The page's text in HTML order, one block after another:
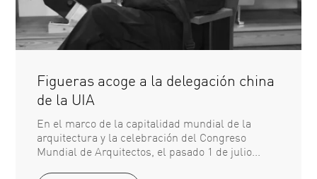
Figueras acoge a la delegación china
de la UIA
En el marco de la capitalidad mundial de la
arquitectura y la celebración del Congreso
Mundial de Arquitectos, el pasado 1 de julio...